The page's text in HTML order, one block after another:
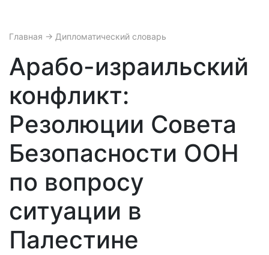
Главная → Дипломатический словарь
Арабо-израильский
конфликт:
Резолюции Совета
Безопасности ООН
по вопросу
ситуации в
Палестине